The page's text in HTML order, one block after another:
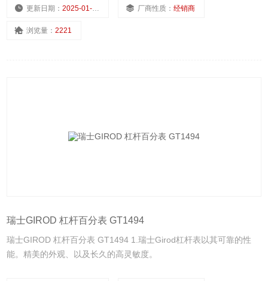
更新日期：2025-01-11 厂商性质：经销商
浏览量：2221
瑞士GIROD 杠杆百分表 GT1494
瑞士GIROD 杠杆百分表 GT1494 1.瑞士Girod杠杆表以其可靠的性
能。精美的外观、以及长久的高灵敏度。